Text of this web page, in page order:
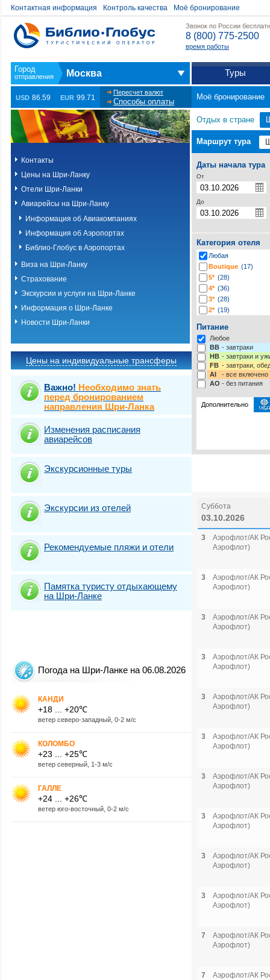
Контактная информация Контроль качества Моё бронирование
Звонок по России
8 (800) 775-2500
время работы
Москва Туры
USD 86.59 EUR 99.71
Пересчет валют
Способы оплаты
Моё бронирование
Контакты
Цены на Шри-Ланку
Отели Шри-Ланки
Авиарейсы на Шри-Ланку
Информация об Авиакомпаниях
Информация об Аэропортах
Библио-Глобус в Аэропортах
Виза на Шри-Ланку
Страхование
Экскурсии и услуги на Шри-Ланке
Информация о Шри-Ланке
Новости Шри-Ланки
Цены на индивидуальные трансферы
Важно! Необходимо знать
перед бронированием
направления Шри-Ланка
Изменения расписания
авиарейсов
Экскурсионные туры
Экскурсии из отелей
Рекомендуемые пляжи и отели
Памятка туристу отдыхающему
на Шри-Ланке
Погода на Шри-Ланке на 06.08.2026
КАНДИ
+18 ... +20℃
ветер северо-западный, 0-2 м/с
КОЛОМБО
+23 ... +25℃
ветер северный, 1-3 м/с
ГАЛЛЕ
+24 ... +26℃
ветер юго-восточный, 0-2 м/с
Отдых в стране
Маршрут тура
Даты начала тура
От
До
Категория отеля
Любая
Boutique (17)
5* (28)
4* (36)
3* (28)
2* (19)
-* (203)
Питание
Любое
BB - завтраки
HB - завтраки и
FB - завтраки,
AI
- все включено
AO - без питания
Дополнительно
Страховка от
Суббота
03.10.2026
3
Аэрофлот/АК
Аэрофлот)
3
Аэрофлот/АК
Аэрофлот)
3
Аэрофлот/АК
Аэрофлот)
3
Аэрофлот/АК
Аэрофлот)
3
Аэрофлот/АК
Аэрофлот)
3
Аэрофлот/АК
Аэрофлот)
3
Аэрофлот/АК
Аэрофлот)
3
Аэрофлот/АК
Аэрофлот)
3
Аэрофлот/АК
Аэрофлот)
3
Аэрофлот/АК
Аэрофлот)
7
Аэрофлот/АК
Аэрофлот)
7
Аэрофлот/АК